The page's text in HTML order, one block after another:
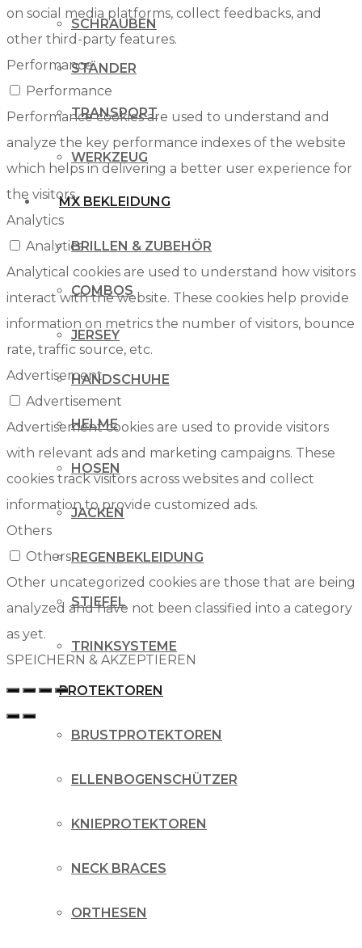
SCHRAUBEN
STÄNDER
TRANSPORT
WERKZEUG
MX BEKLEIDUNG
BRILLEN & ZUBEHÖR
COMBOS
JERSEY
HANDSCHUHE
HELME
HOSEN
JACKEN
REGENBEKLEIDUNG
STIEFEL
TRINKSYSTEME
PROTEKTOREN
BRUSTPROTEKTOREN
ELLENBOGENSCHÜTZER
KNIEPROTEKTOREN
NECK BRACES
ORTHESEN
on social media platforms, collect feedbacks, and
other third-party features.
Performance
Performance
Performance cookies are used to understand and
analyze the key performance indexes of the website
which helps in delivering a better user experience for
the visitors.
Analytics
Analytics
Analytical cookies are used to understand how visitors
interact with the website. These cookies help provide
information on metrics the number of visitors, bounce
rate, traffic source, etc.
Advertisement
Advertisement
Advertisement cookies are used to provide visitors
with relevant ads and marketing campaigns. These
cookies track visitors across websites and collect
information to provide customized ads.
Others
Others
Other uncategorized cookies are those that are being
analyzed and have not been classified into a category
as yet.
SPEICHERN & AKZEPTIEREN